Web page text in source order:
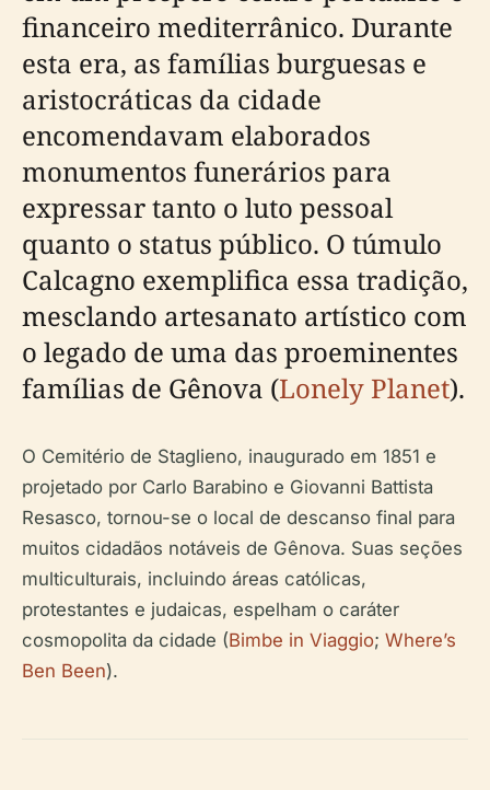
financeiro mediterrânico. Durante
esta era, as famílias burguesas e
aristocráticas da cidade
encomendavam elaborados
monumentos funerários para
expressar tanto o luto pessoal
quanto o status público. O túmulo
Calcagno exemplifica essa tradição,
mesclando artesanato artístico com
o legado de uma das proeminentes
famílias de Gênova (Lonely Planet).
O Cemitério de Staglieno, inaugurado em 1851 e
projetado por Carlo Barabino e Giovanni Battista
Resasco, tornou-se o local de descanso final para
muitos cidadãos notáveis de Gênova. Suas seções
multiculturais, incluindo áreas católicas,
protestantes e judaicas, espelham o caráter
cosmopolita da cidade (Bimbe in Viaggio; Where’s
Ben Been).